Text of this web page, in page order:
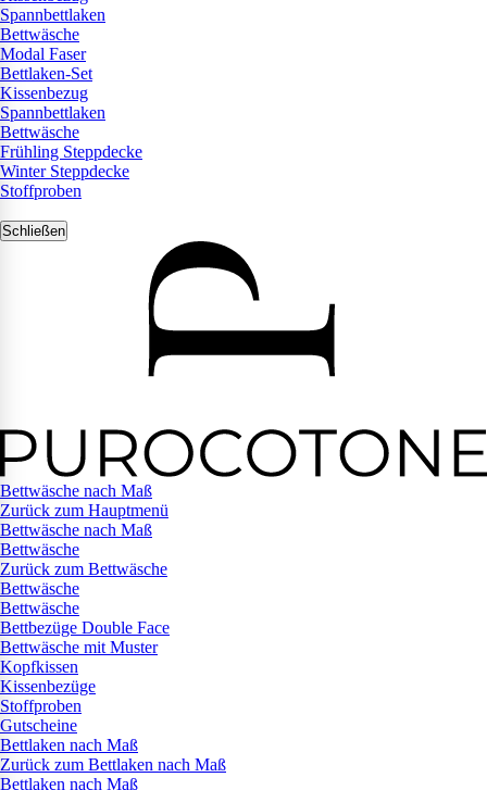
Spannbettlaken
Bettwäsche
Modal Faser
Bettlaken-Set
Kissenbezug
Spannbettlaken
Bettwäsche
Frühling Steppdecke
Winter Steppdecke
Stoffproben
Schließen
Bettwäsche nach Maß
Zurück zum Hauptmenü
Bettwäsche nach Maß
Bettwäsche
Zurück zum Bettwäsche
Bettwäsche
Bettwäsche
Bettbezüge Double Face
Bettwäsche mit Muster
Kopfkissen
Kissenbezüge
Stoffproben
Gutscheine
Bettlaken nach Maß
Zurück zum Bettlaken nach Maß
Bettlaken nach Maß